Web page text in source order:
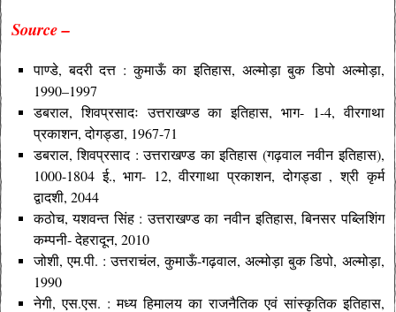
Source –
पाण्डे, बदरी दत्त : कुमाऊँ का इतिहास, अल्मोड़ा बुक डिपो अल्मोड़ा,
1990–1997
डबराल, शिवप्रसादः उत्तराखण्ड का इतिहास, भाग- 1-4, वीरगाथा
प्रकाशन, दोगड्डा, 1967-71
डबराल, शिवप्रसाद : उत्तराखण्ड का इतिहास (गढ़वाल नवीन इतिहास),
1000-1804 ई., भाग- 12, वीरगाथा प्रकाशन, दोगड्डा , श्री कृर्म
द्वादशी, 2044
कठोच, यशवन्त सिंह : उत्तराखण्ड का नवीन इतिहास, बिनसर पब्लिशिंग
कम्पनी- देहरादून, 2010
जोशी, एम.पी. : उत्तराचंल, कुमाऊँ-गढ़वाल, अल्मोड़ा बुक डिपो, अल्मोड़ा,
1990
नेगी, एस.एस. : मध्य हिमालय का राजनैतिक एवं सांस्कृतिक इतिहास,